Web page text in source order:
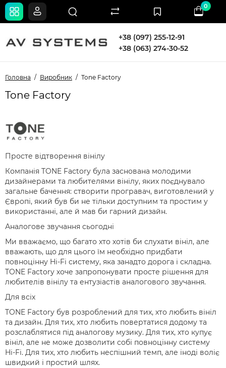
+38 (097) 255-12-91
+38 (063) 274-30-52
0
Головна Виробник Tone Factory
Tone Factory
Просте відтворення вінілу
Компанія TONE Factory була заснована молодими
дизайнерами та любителями вінілу, яких поєднувало
загальне бачення: створити програвач, виготовлений у
Європі, який був би не тільки доступним та простим у
використанні, але й мав би гарний дизайн.
Аналогове звучання сьогодні
Ми вважаємо, що багато хто хотів би слухати вініл, але
вважають, що для цього їм необхідно придбати
повноцінну Hi-Fi систему, яка занадто дорога і складна.
TONE Factory хоче запропонувати просте рішення для
любителів вінілу та ентузіастів аналогового звучання.
Для всіх
TONE Factory був розроблений для тих, хто любить вініл
та дизайн. Для тих, хто любить повертатися додому та
розслаблятися під аналогову музику. Для тих, хто купує
вініл, але не може дозволити собі повноцінну систему
Hi-Fi. Для тих, хто любить неспішний темп, але іноді воліє
швидкий і простий шлях.